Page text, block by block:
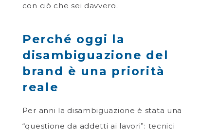
con ciò che sei davvero.
Perché oggi la
disambiguazione del
brand è una priorità
reale
Per anni la disambiguazione è stata una
“questione da addetti ai lavori”: tecnici